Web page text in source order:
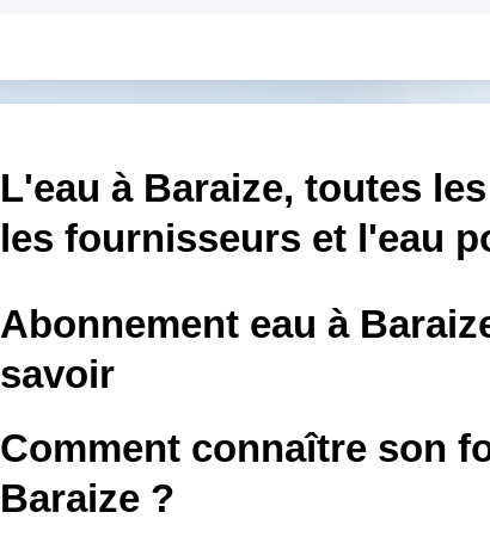
L'eau à Baraize, toutes
les fournisseurs et l'eau
Abonnement eau à
savoir
Comment connaître son
Baraize ?